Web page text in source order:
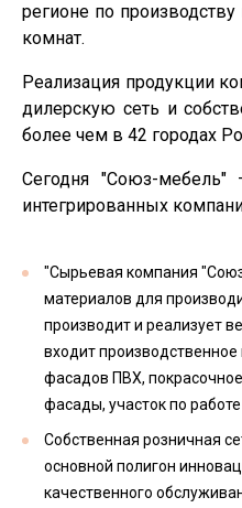
регионе по
комнат.
Реализация продукции
дилерскую сеть и
более чем в 42 городах
Сегодня "Союз-мебель"
интегрированных
"Сырьевая компания
материалов для
производит и реализует
входит
фасадов ПВХ,
фасады, участок по
Собственная розничная
основной полигон
качественного